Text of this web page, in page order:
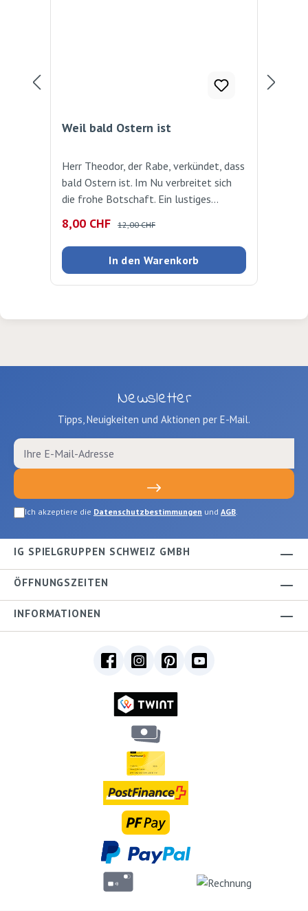
Weil bald Ostern ist
Herr Theodor, der Rabe, verkündet, dass
bald Ostern ist. Im Nu verbreitet sich
die frohe Botschaft. Ein lustiges
Kinderbuchautor James Krüss. Autor:
James Krüss und Frauke Weldin Verlag:
Nord Süd Seiten: 32 Ausgabe:
gebundenISBN:
Verkaufspreis:
8,00 CHF Regulärer Preis:
12,00 CHF
In den Warenkorb
Newsletter
Tipps, Neuigkeiten und Aktionen per E-Mail.
Ich akzeptiere die Datenschutzbestimmungen und AGB.
IG SPIELGRUPPEN SCHWEIZ GMBH
ÖFFNUNGSZEITEN
INFORMATIONEN